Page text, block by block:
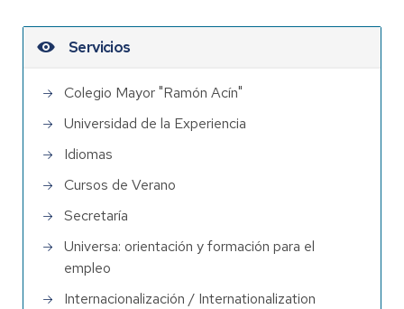
Servicios
Colegio Mayor "Ramón Acín"
Universidad de la Experiencia
Idiomas
Cursos de Verano
Secretaría
Universa: orientación y formación para el
empleo
Internacionalización / Internationalization